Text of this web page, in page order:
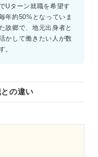
Uターン就職を希望す
年約50%となっていま
故郷で、地元出身者と
かして働きたい人が数
。
の違い